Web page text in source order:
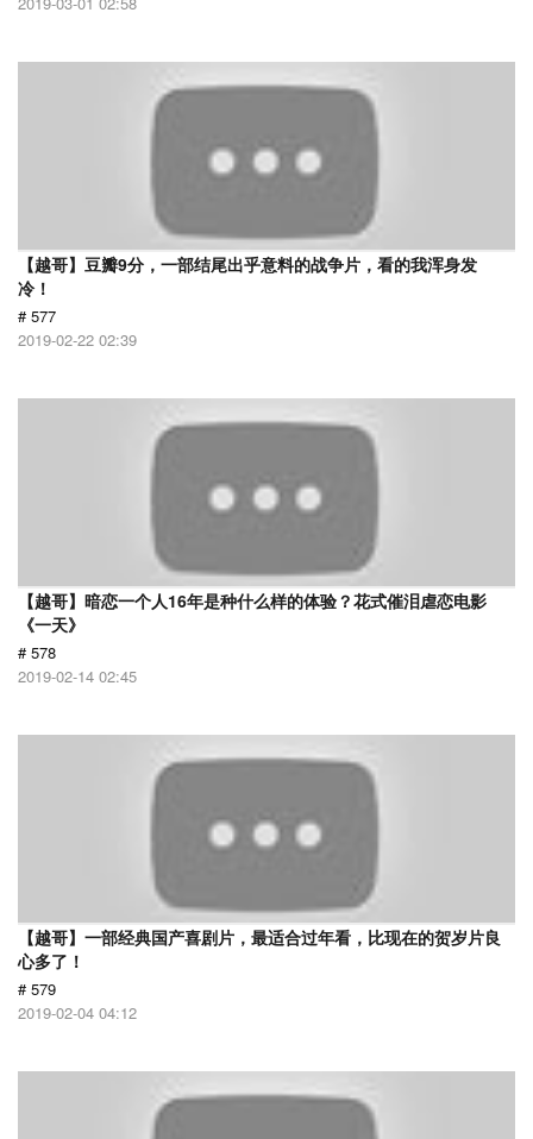
【越哥】豆瓣9分，一部结尾出乎意料的战争片，看的我浑身发
冷！
# 577
2019-02-22 02:39
【越哥】暗恋一个人16年是种什么样的体验？花式催泪虐恋电影
《一天》
# 578
2019-02-14 02:45
【越哥】一部经典国产喜剧片，最适合过年看，比现在的贺岁片良
心多了！
# 579
2019-02-04 04:12